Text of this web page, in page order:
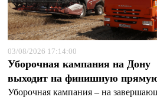
03/08/2026 17:14:00
Уборочная кампания на Дону
выходит на финишную
Уборочная кампания – на
Я согласен с политикой
Я согласен с политикой